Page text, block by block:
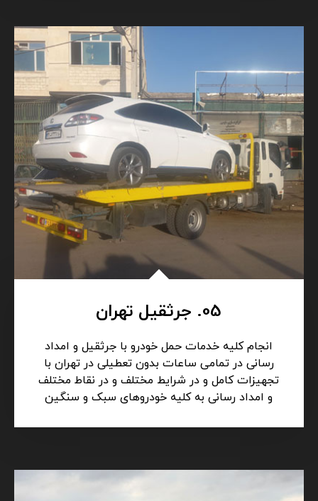
05. جرثقیل تهران
انجام کلیه خدمات حمل خودرو با جرثقیل و امداد
رسانی در تمامی ساعات بدون تعطیلی در تهران با
تجهیزات کامل و در شرایط مختلف و در نقاط مختلف
و امداد رسانی به کلیه خودروهای سبک و سنگین